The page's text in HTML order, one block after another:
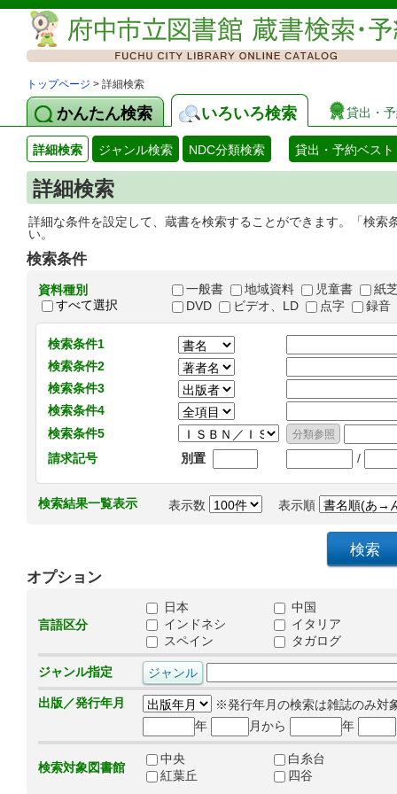
トップページ > 詳細検索
かんたん検索 いろいろ検索 貸出・
詳細検索 ジャンル検索 NDC分類検索 貸出・予約ベスト
詳細検索
詳細な条件を設定して、蔵書を検索することができます。「検
い。
検索条件
資料種別
すべて選択
一般書 地域資料 児童書
紙
DVD
ビデオ、LD 点字 録音
検索条件1
検索条件2
検索条件3
検索条件4
検索条件5
請求記号
別置 /
検索結果一覧表示 表示数 表示順
オプション
言語区分
日本
中国
インドネシ
イタリア
スペイン
タガログ
ジャンル指定
出版／発行年月
※発行年月の検索は雑誌のみ対
年
月から 年
検索対象図書館
中央
白糸台
紅葉丘
四谷